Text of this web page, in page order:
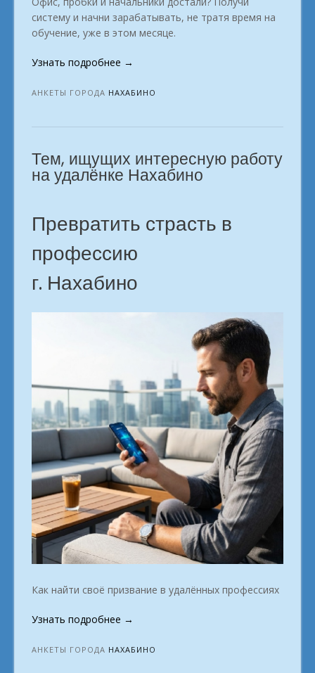
систему и начни зарабатывать, не тратя время на
обучение, уже в этом месяце.
Узнать подробнее «Приглашаем
которые
обеспечивать
г.
Нахабино»
→
АНКЕТЫ ГОРОДА НАХАБИНО
Тем, ищущих интересную работу
на удалёнке Нахабино
Превратить страсть в
профессию
г. Нахабино
Как найти своё призвание в удалённых профессиях
Узнать подробнее «Тем,
интересную
→
АНКЕТЫ ГОРОДА НАХАБИНО